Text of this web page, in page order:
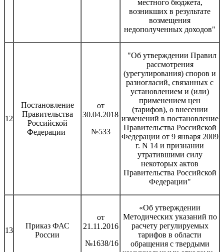
местного бюджета,
возникших в результате
возмещения
недополученных доходов"
12
Постановление
Правительства
Российской
Федерации
от
30.04.2018
№533
"Об утверждении Правил
рассмотрения
(урегулирования) споров и
разногласий, связанных с
установлением и (или)
применением цен
(тарифов), о внесении
изменений в постановление
Правительства Российской
Федерации от 9 января 2009
г. N 14 и признании
утратившими силу
некоторых актов
Правительства Российской
Федерации"
13
Приказ ФАС
России
от
21.11.2016
№1638/16
«Об утверждении
Методических указаний по
расчету регулируемых
тарифов в области
обращения с твердыми